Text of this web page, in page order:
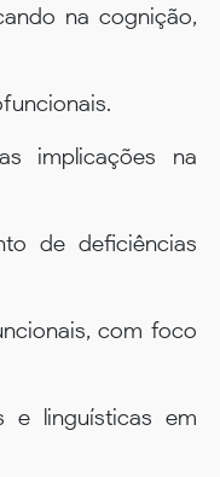
na cognição,
implicações na
de deficiências
com foco
e linguísticas em